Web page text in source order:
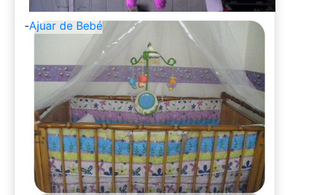
-Ajuar de Bebé